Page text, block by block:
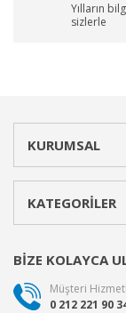
Yılların
sizlerle
KURUMSAL
KATEGORİLER
BİZE KOLAYCA
Müşteri
0 212 221 90